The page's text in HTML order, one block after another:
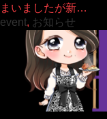
まいましたが新…
event, お知らせ